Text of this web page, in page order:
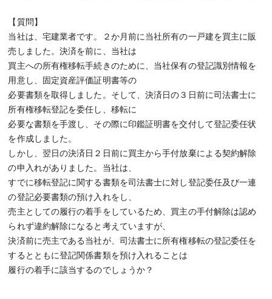
【質問】
当社は、宅建業者です。２か月前に当社所有の一戸建を買主に販
売しました。決済を前に、当社は
買主への所有権移転手続きのために、当社保有の登記識別情報を
用意し、固定資産評価証明書等の
必要書類を取得しました。そして、決済日の３日前に司法書士に
所有権移転登記を委任し、移転に
必要な書類を手渡し、その際に印鑑証明書を交付して登記委任状
を作成しました。
しかし、翌日の決済日２日前に買主から手付放棄による契約解除
の申入れがありました。当社は、
すでに移転登記に関する書類を司法書士に対し登記委任及び一連
の登記必要書類の預け入れをし、
売主としての履行の着手をしているため、買主の手付解除は認め
られず違約解除になると考えていますが、
決済前に売主である当社が、司法書士に所有権移転の登記委任を
するとともに登記関係書類を預け入れることは
履行の着手に該当するのでしょうか？